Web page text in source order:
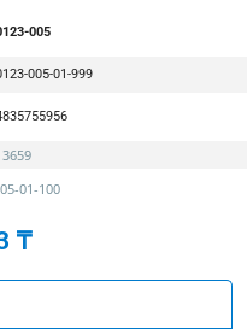
005
005-01-999
01-100
₸